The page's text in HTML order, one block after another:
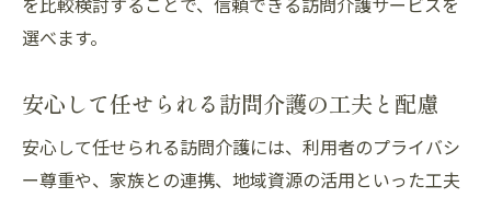
選べます。
安心して任せられる訪問介護の工夫と配慮
安心して任せられる訪問介護には、利用者のプライバシ
ー尊重や、家族との連携、地域資源の活用といった工夫